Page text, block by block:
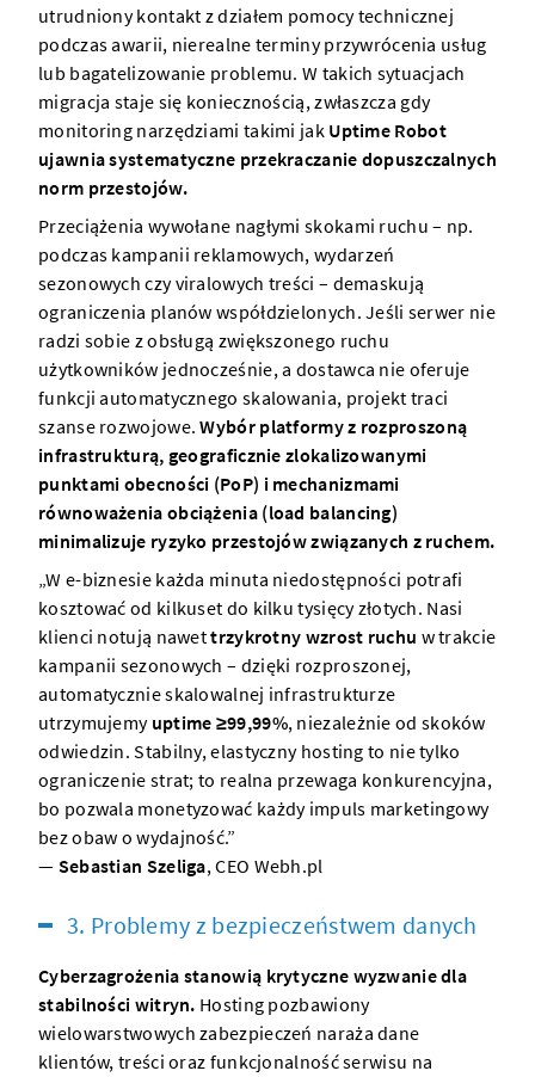
utrudniony kontakt z działem pomocy technicznej
podczas awarii, nierealne terminy przywrócenia usług
lub bagatelizowanie problemu. W takich sytuacjach
migracja staje się koniecznością, zwłaszcza gdy
monitoring narzędziami takimi jak Uptime Robot
ujawnia systematyczne przekraczanie dopuszczalnych
norm przestojów.
Przeciążenia wywołane nagłymi skokami ruchu – np.
podczas kampanii reklamowych, wydarzeń
sezonowych czy viralowych treści – demaskują
ograniczenia planów współdzielonych. Jeśli serwer nie
radzi sobie z obsługą zwiększonego ruchu
użytkowników jednocześnie, a dostawca nie oferuje
funkcji automatycznego skalowania, projekt traci
szanse rozwojowe.Wybór platformy z rozproszoną
infrastrukturą, geograficznie zlokalizowanymi
punktami obecności (PoP) i mechanizmami
równoważenia obciążenia (load balancing)
minimalizuje ryzyko przestojów związanych z ruchem.
„W e-biznesie każda minuta niedostępności potrafi
kosztować od kilkuset do kilku tysięcy złotych. Nasi
klienci notują nawettrzykrotny wzrost ruchu w trakcie
kampanii sezonowych – dzięki rozproszonej,
automatycznie skalowalnej infrastrukturze
utrzymujemy uptime ≥99,99%, niezależnie od skoków
odwiedzin. Stabilny, elastyczny hosting to nie tylko
ograniczenie strat; to realna przewaga konkurencyjna,
bo pozwala monetyzować każdy impuls marketingowy
bez obaw o wydajność.”
— Sebastian Szeliga, CEO Webh.pl
3. Problemy z bezpieczeństwem danych
Cyberzagrożenia stanowią krytyczne wyzwanie dla
stabilności witryn. Hosting pozbawiony
wielowarstwowych zabezpieczeń naraża dane
klientów, treści oraz funkcjonalność serwisu na